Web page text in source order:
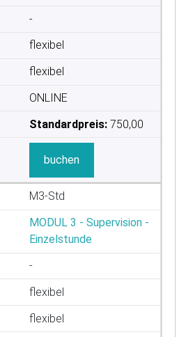
-
flexibel
flexibel
ONLINE
Standardpreis: 750,00
buchen
M3-Std
MODUL 3 - Supervision -
Einzelstunde
-
flexibel
flexibel